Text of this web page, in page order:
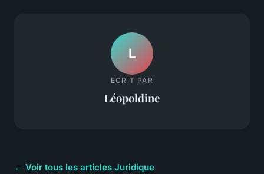
L
ECRIT PAR
Léopoldine
← Voir tous les articles Juridique